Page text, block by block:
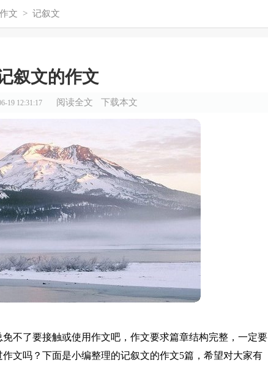
文 > 记叙文
叙文的作文
19 12:31:17 阅读全文 下载本文
不了要接触或使用作文吧，作文要求篇章结构完整，一定要
文吗？下面是小编整理的记叙文的作文5篇，希望对大家有